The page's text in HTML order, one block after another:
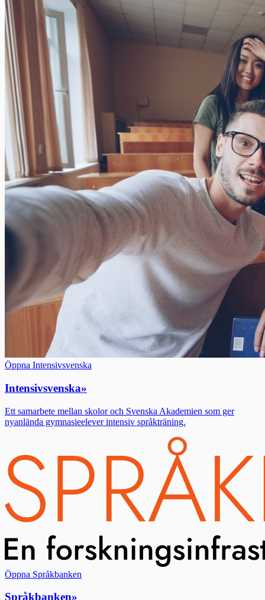
Öppna Intensivsvenska
Intensivsvenska»
Ett samarbete mellan skolor och Svenska Akademien som ger
nyanlända gymnasieelever intensiv språkträning.
Öppna Språkbanken
Språkbanken»